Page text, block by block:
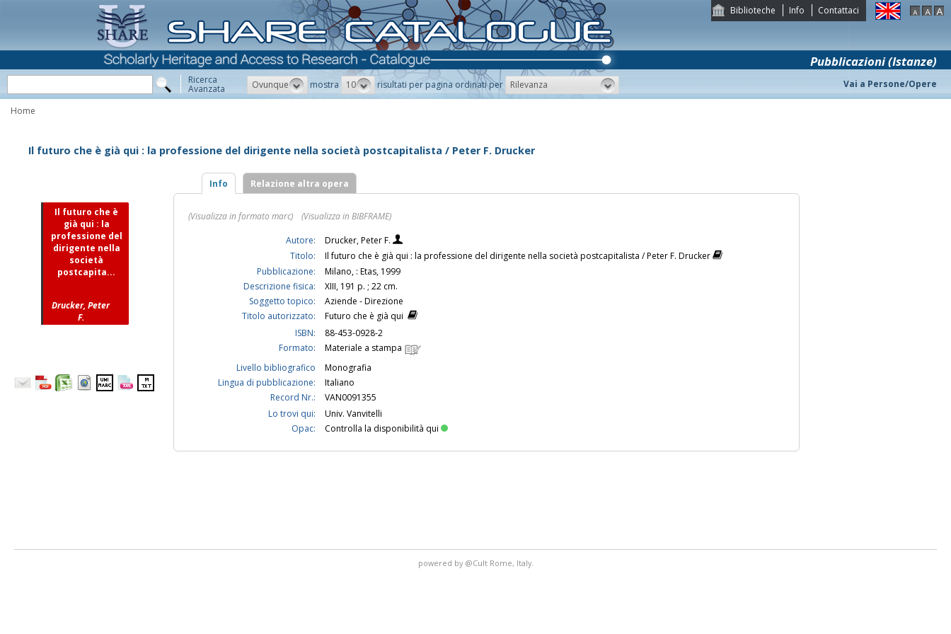
Biblioteche Info Contattaci
Pubblicazioni (Istanze)
Ricerca
Avanzata Ovunque mostra 10 risultati per pagina ordinati per Rilevanza Vai a Persone/Opere
Home
Il futuro che è già qui : la professione del dirigente nella società postcapitalista / Peter F. Drucker
Il futuro che è
già qui : la
professione del
dirigente nella
società
postcapita...
Drucker, Peter
F.
Info Relazione altra opera
(Visualizza in formato marc)
(Visualizza in BIBFRAME)
Autore:
Drucker, Peter F.
Titolo:
Il futuro che è già qui : la professione del dirigente nella società postcapitalista / Peter F. Drucker
Pubblicazione:
Milano, : Etas, 1999
Descrizione fisica:
XIII, 191 p. ; 22 cm.
Soggetto topico:
Aziende - Direzione
Titolo autorizzato:
Futuro che è già qui
ISBN:
88-453-0928-2
Formato:
Materiale a stampa
Livello bibliografico
Monografia
Lingua di pubblicazione:
Italiano
Record Nr.:
VAN0091355
Lo trovi qui:
Univ. Vanvitelli
Opac:
Controlla la disponibilità qui
powered by @Cult Rome, Italy.